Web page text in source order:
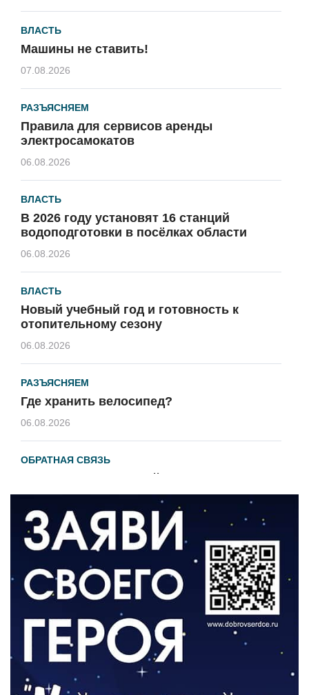
ВЛАСТЬ
Машины не ставить!
07.08.2026
РАЗЪЯСНЯЕМ
Правила для сервисов аренды
электросамокатов
06.08.2026
ВЛАСТЬ
В 2026 году установят 16 станций
водоподготовки в посёлках области
06.08.2026
ВЛАСТЬ
Новый учебный год и готовность к
отопительному сезону
06.08.2026
РАЗЪЯСНЯЕМ
Где хранить велосипед?
06.08.2026
ОБРАТНАЯ СВЯЗЬ
Администрация онлайн
ВЛАСТЬ
День памяти и «Симфония народов»
06.08.2026
Новый настил на экотропе
05.08.2026